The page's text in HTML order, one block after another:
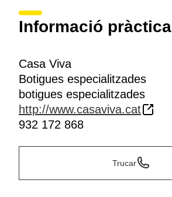
Informació pràctica
Casa Viva
Botigues especialitzades
botigues especialitzades
http://www.casaviva.cat
932 172 868
Trucar